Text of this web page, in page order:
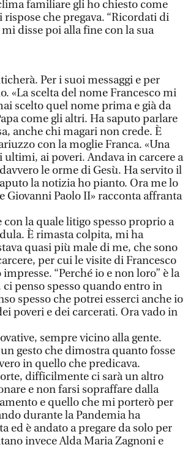
familiare gli ho chiesto come
rispose che pregava. “Ricordati di
disse poi alla fine con la sua
Per i suoi messaggi e per
«La scelta del nome Francesco mi
scelto quel nome prima e già da
come gli altri. Ha saputo parlare
anche chi magari non crede. È
con la moglie Franca. «Una
ai poveri. Andava in carcere a
le orme di Gesù. Ha servito il
la notizia ho pianto. Ora me lo
Giovanni Paolo II» racconta affranta
con la quale litigo spesso proprio a
È rimasta colpita, mi ha
quasi più male di me, che sono
per cui le visite di Francesco
“Perché io e non loro” è la
penso spesso quando entro in
spesso che potrei esserci anche io
poveri e dei carcerati. Ora vado in
sempre vicino alla gente.
gesto che dimostra quanto fosse
in quello che predicava.
difficilmente ci sarà un altro
e non farsi sopraffare dalla
e quello che mi porterò per
durante la Pandemia ha
ed è andato a pregare da solo per
invece Alda Maria Zagnoni e